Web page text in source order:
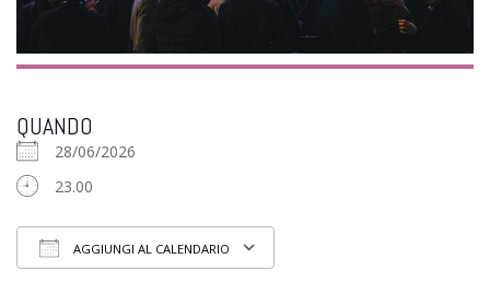
QUANDO
28/06/2026
23.00
AGGIUNGI AL CALENDARIO